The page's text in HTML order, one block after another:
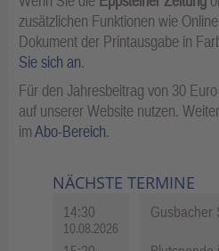
zusätzlichen Funktionen wie
Dokument der Printausgabe in
Sie sich an.
Für den Jahresbeitrag von 30
auf unserer Website nutzen.
imAbo-Bereich.
NÄCHSTE TERMINE
14:30
10.08.2026
Gusbacher